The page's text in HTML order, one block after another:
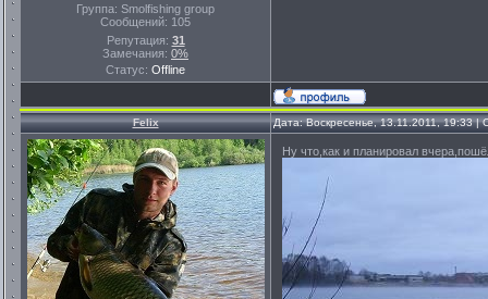
Группа: Smolfishing group
Сообщений: 105
Репутация: 31
Замечания: 0%
Статус: Offline
Felix Дата: Воскресенье, 13.11.2011, 19:33
Ну что,как и планировал